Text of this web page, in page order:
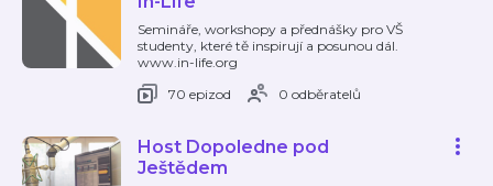
Semináře, workshopy a přednášky pro VŠ
studenty, které tě inspirují a posunou dál.
www.in-life.org
70 epizod
0 odběratelů
Host Dopoledne pod
Ještědem